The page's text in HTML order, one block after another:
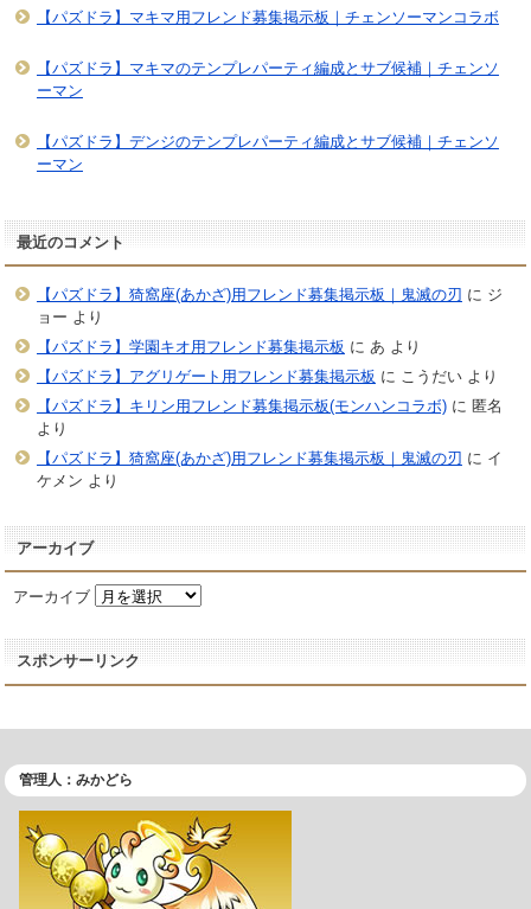
【パズドラ】マキマ用フレンド募集掲示板｜チェンソーマンコラボ
【パズドラ】マキマのテンプレパーティ編成とサブ候補｜チェンソ
ーマン
【パズドラ】デンジのテンプレパーティ編成とサブ候補｜チェンソ
ーマン
最近のコメント
【パズドラ】猗窩座(あかざ)用フレンド募集掲示板｜鬼滅の刃 に ジ
ョー より
【パズドラ】学園キオ用フレンド募集掲示板 に あ より
【パズドラ】アグリゲート用フレンド募集掲示板 に こうだいより
【パズドラ】キリン用フレンド募集掲示板(モンハンコラボ)に 匿名
より
【パズドラ】猗窩座(あかざ)用フレンド募集掲示板｜鬼滅の刃 に イ
ケメン より
アーカイブ
アーカイブ
スポンサーリンク
管理人：みかどら